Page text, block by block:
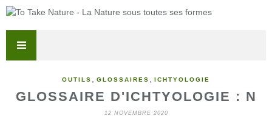
OUTILS GLOSSAIRES ICHTYOLOGIE
GLOSSAIRE D'ICHTYOLOGIE : N
12 NOVEMBRE 2020